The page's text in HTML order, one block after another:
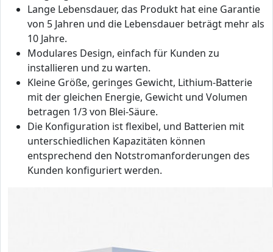
Lange Lebensdauer, das Produkt hat eine Garantie
von 5 Jahren und die Lebensdauer beträgt mehr als
10 Jahre.
Modulares Design, einfach für Kunden zu
installieren und zu warten.
Kleine Größe, geringes Gewicht, Lithium-Batterie
mit der gleichen Energie, Gewicht und Volumen
betragen 1/3 von Blei-Säure.
Die Konfiguration ist flexibel, und Batterien mit
unterschiedlichen Kapazitäten können
entsprechend den Notstromanforderungen des
Kunden konfiguriert werden.